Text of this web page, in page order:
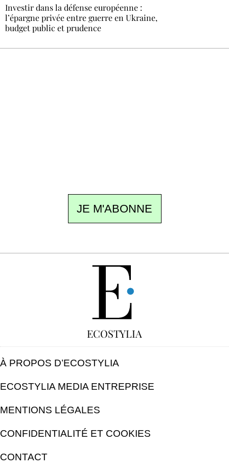
Investir dans la défense européenne :
l’épargne privée entre guerre en Ukraine,
budget public et prudence
JE M'ABONNE
ECOSTYLIA
À PROPOS D’ECOSTYLIA
ECOSTYLIA MEDIA ENTREPRISE
MENTIONS LÉGALES
CONFIDENTIALITÉ ET COOKIES
CONTACT